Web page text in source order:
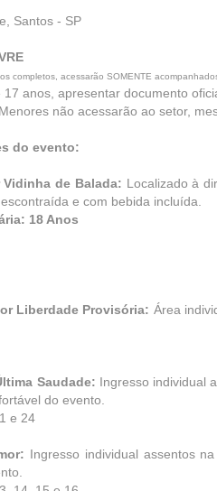
Santos - SP
completos, acessarão SOMENTE
17 anos, apresentar documento
não acessarão ao setor,
do evento:
de Balada: Localizado à
e com bebida incluída.
18 Anos
Liberdade Provisória: Área
Saudade: Ingresso individual
do evento.
e 24
Ingresso individual assentos